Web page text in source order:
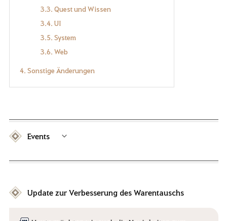
3.3. Quest und Wissen
3.4. UI
3.5. System
3.6. Web
4. Sonstige Änderungen
Events
Update zur Verbesserung des Warentauschs